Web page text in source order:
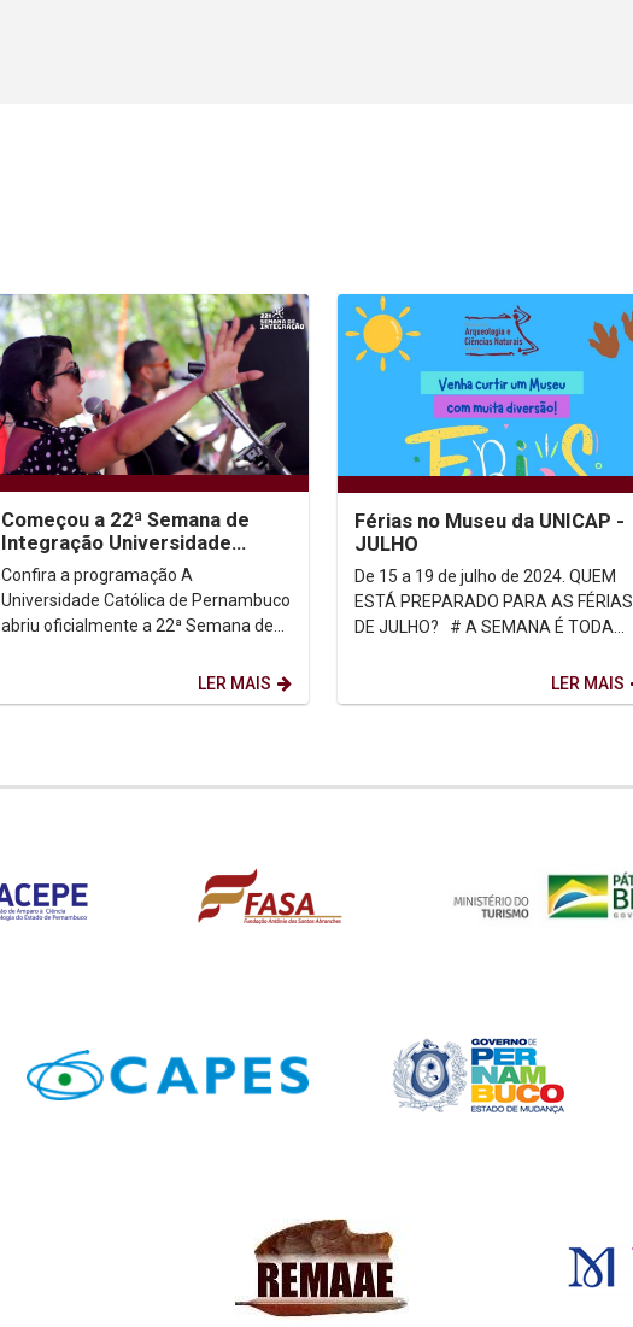
Começou a 22ª Semana de
Integração Universidade
Católica & Sociedade
Confira a programação A
Universidade Católica de Pernambuco
abriu oficialmente a 22ª Semana de
LER MAIS
Férias no Museu da UNICAP -
JULHO
De 15 a 19 de julho de 2024. QUEM
ESTÁ PREPARADO PARA AS FÉRIAS
DE JULHO? # A SEMANA É TODA
LER MAIS